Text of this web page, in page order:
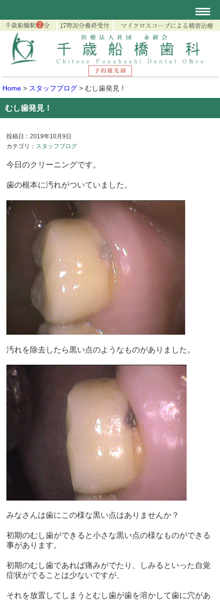
Home > スタッフブログ > むし歯発見！
むし歯発見！
投稿日：2019年10月9日
カテゴリ： スタッフブログ
今日のクリーニングです。
歯の根本に汚れがついていました。
汚れを除去したら黒い点のようなものがありました。
みなさんは歯にこの様な黒い点はありませんか？
初期のむし歯ができると小さな黒い点の様なものができる
事があり ます。
初期のむし歯であれば痛みがでたり、
しみるといった自覚
症状がでることは少ないですが、
それを放置してしまうとむし歯が歯を溶かして歯に穴があ